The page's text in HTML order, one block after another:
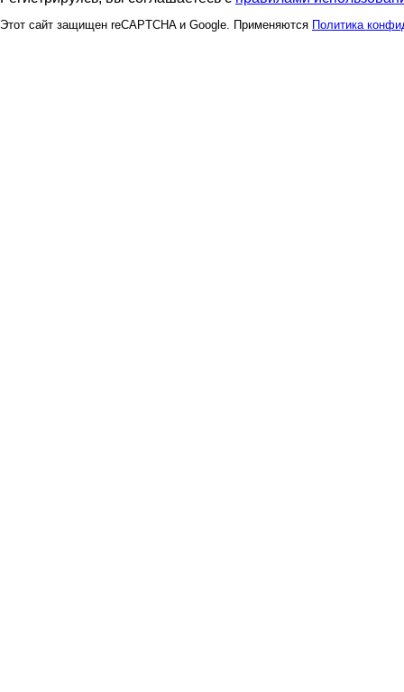
Этот сайт защищен reCAPTCHA и Google. Применяются Политика